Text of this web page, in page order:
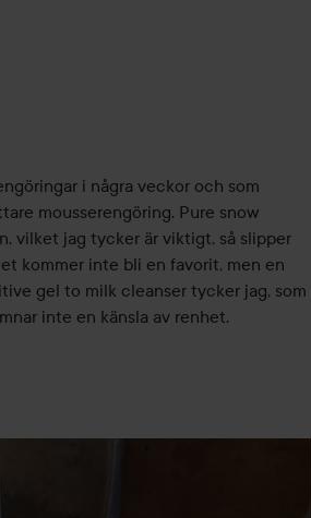
på Lyko.
skapades 5 år
i några veckor och som
mousserengöring. Pure snow
vilket jag tycker är viktigt, så slipper
kommer inte bli en favorit, men en
gel to milk cleanser tycker jag, som